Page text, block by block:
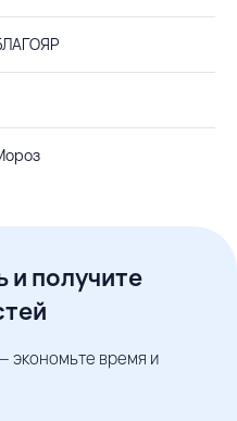
и получите
экономьте время и